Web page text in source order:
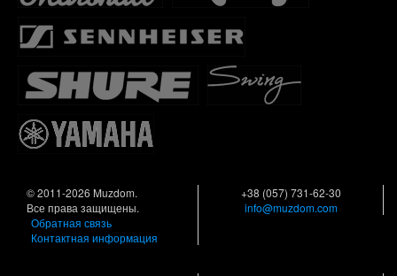
© 2011-2026 Muzdom.
Все права защищены.
Обратная связь
Контактная информация
+38 (057) 731-62-30
info@muzdom.com